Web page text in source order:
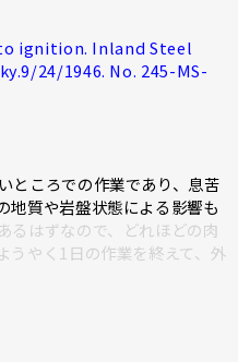
ignition. Inland Steel
24/1946. No. 245-MS-
ところでの作業であり、息苦
地質や岩盤状態による影響も
るはずなので、どれほどの肉
うやく1日の作業を終えて、外